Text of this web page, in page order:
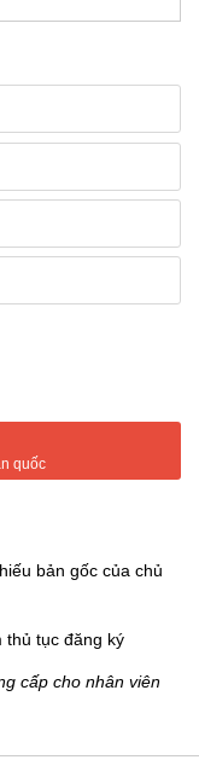
quốc
bản gốc của chủ
thủ tục đăng ký
cấp cho nhân viên